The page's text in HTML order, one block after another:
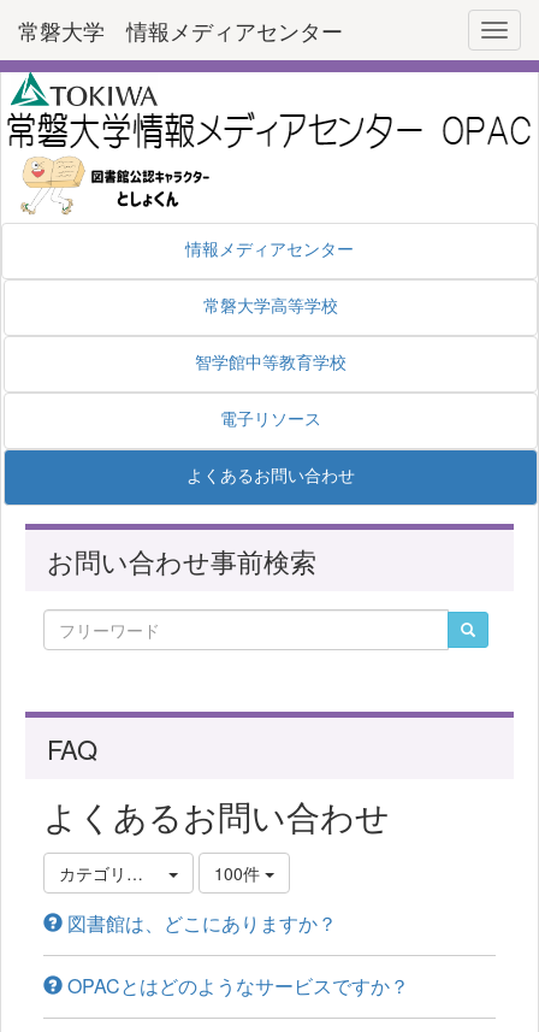
常磐大学 情報メディアセンター
情報メディアセンター
常磐大学高等学校
智学館中等教育学校
電子リソース
よくあるお問い合わせ
お問い合わせ事前検索
FAQ
よくあるお問い合わせ
カテゴリ選択 100件
図書館は、どこにありますか？
OPACとはどのようなサービスですか？